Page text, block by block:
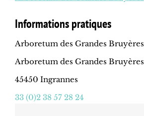
Informations pratiques
Arboretum des Grandes Bruyères
Arboretum des Grandes Bruyères
45450 Ingrannes
33 (0)2 38 57 28 24